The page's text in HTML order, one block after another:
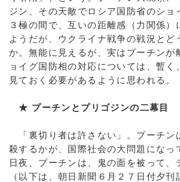
ジン、その天敵でロシア国防省のショ
３極の間で、互いの距離感（力関係）
ようだが、ウクライナ戦争の戦況とど
か。無能に見えるが、実はプーチンが
ョイグ国防相の対応については、暫く
見ておく必要があるように思われる。
★ プーチンとプリゴジンの二幕目
「裏切り者は許さない」。プーチン
殺するかが、国際社会の大問題になっ
日夜、プーチンは、鬼の面を被って、
（以下は、朝日新聞６月２７日付夕刊